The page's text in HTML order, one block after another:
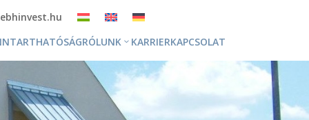
RÓLUNK KARRIERKAPCSOLAT